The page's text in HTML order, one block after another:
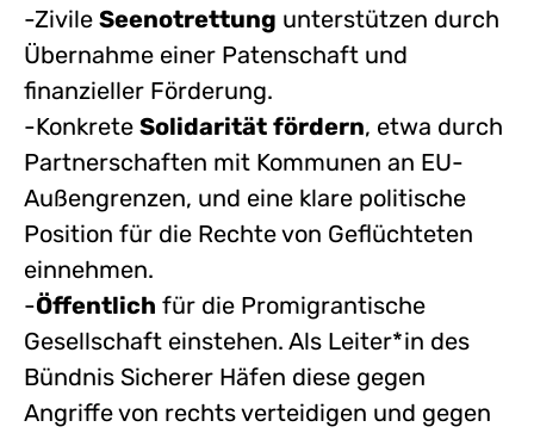
-Zivile Seenotrettung unterstützen durch
Übernahme einer Patenschaft und
finanzieller Förderung.
-Konkrete Solidarität fördern, etwa durch
Partnerschaften mit Kommunen an EU-
Außengrenzen, und eine klare politische
Position für die Rechte von Geflüchteten
einnehmen.
-Öffentlich für die Promigrantische
Gesellschaft einstehen. Als Leiter*in des
Bündnis Sicherer Häfen diese gegen
Angriffe von rechts verteidigen und gegen